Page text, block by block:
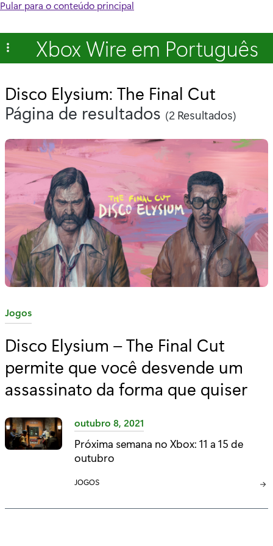
Pular para o conteúdo principal
Xbox Wire em Português
Disco Elysium: The Final Cut
Página de resultados (2 Resultados)
C
t
g
o
i
a
Jogos
Disco Elysium – The Final Cut
permite que você desvende um
assassinato da forma que quiser
outubro 8, 2021
Próxima semana no Xbox: 11 a 15 de
outubro
C
T
JOGOS